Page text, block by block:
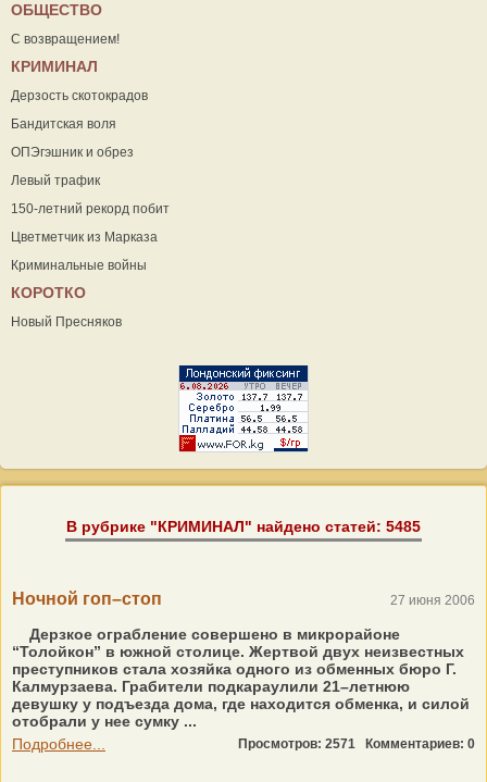
ОБЩЕСТВО
С возвращением!
КРИМИНАЛ
Дерзость скотокрадов
Бандитская воля
ОПЭгэшник и обрез
Левый трафик
150-летний рекорд побит
Цветметчик из Марказа
Криминальные войны
КОРОТКО
Новый Пресняков
В рубрике "КРИМИНАЛ" найдено статей: 5485
Ночной гоп–стоп 27 июня 2006
Дерзкое ограбление совершено в микрорайоне
“Толойкон” в южной столице. Жертвой двух неизвестных
преступников стала хозяйка одного из обменных бюро Г.
Калмурзаева. Грабители подкараулили 21–летнюю
девушку у подъезда дома, где находится обменка, и силой
отобрали у нее сумку ...
Подробнее...
Просмотров: 2571 Комментариев: 0